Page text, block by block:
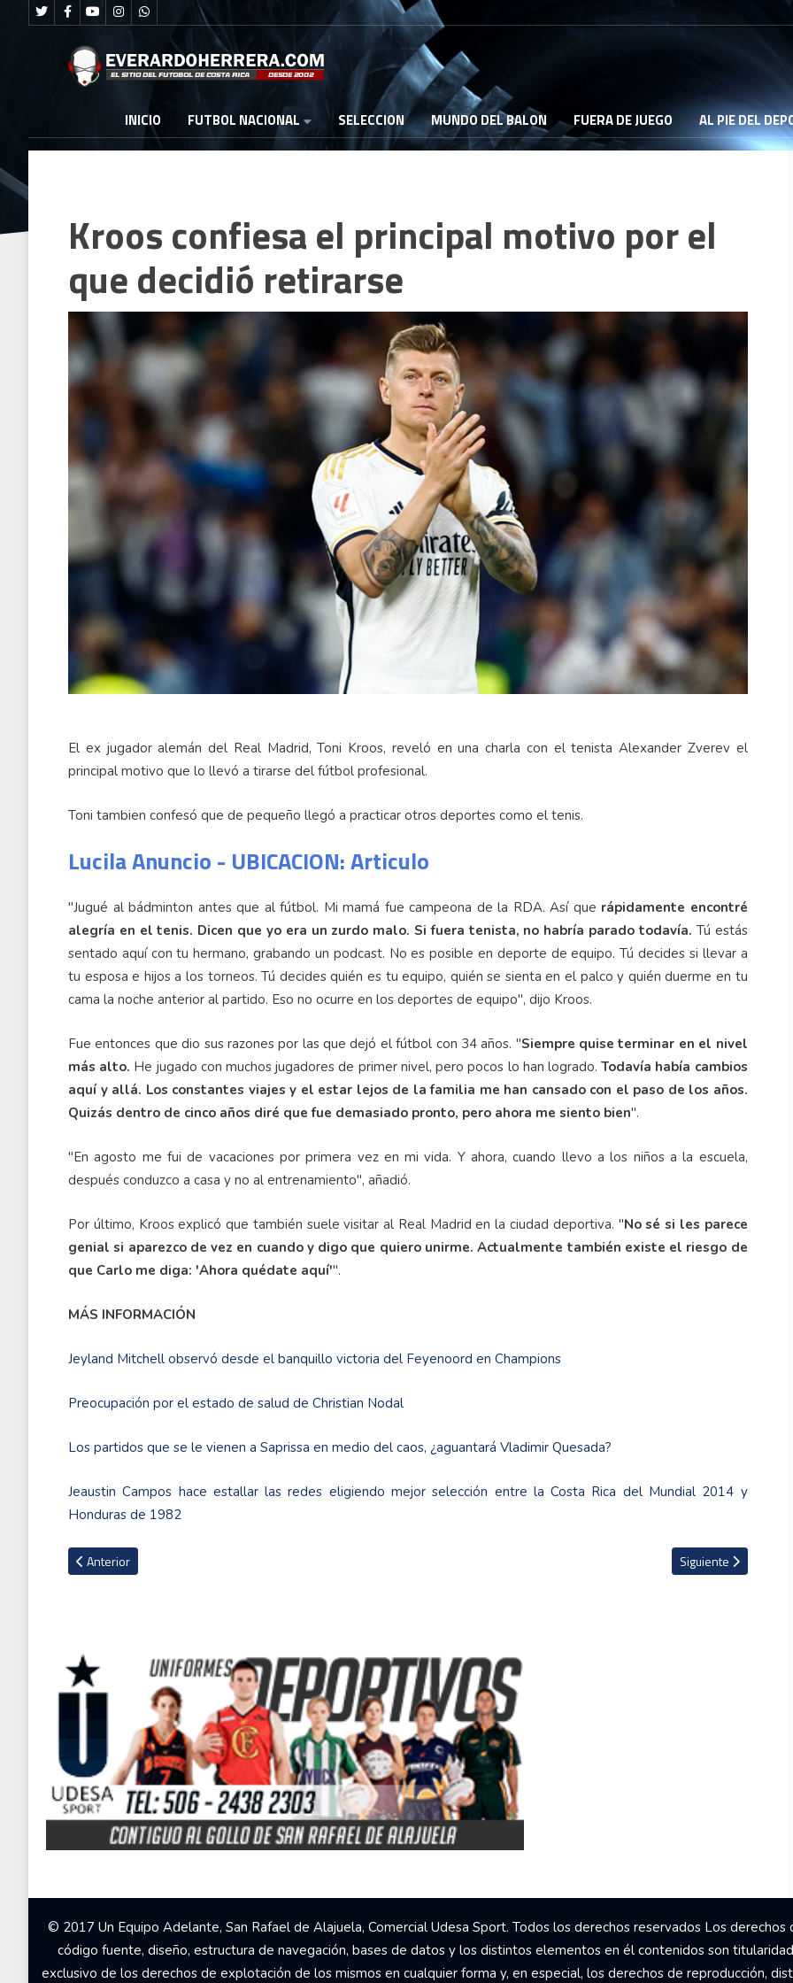
INICIO FUTBOL NACIONAL SELECCION MUNDO DEL BALON FUERA DE JUEGO AL PIE DEL
Kroos confiesa el principal motivo por el
que decidió retirarse
El ex jugador alemán del Real Madrid, Toni Kroos, reveló en una charla con el tenista Alexander Zverev el
principal motivo que lo llevó a tirarse del fútbol profesional.
Toni tambien confesó que de pequeño llegó a practicar otros deportes como el tenis.
Lucila Anuncio - UBICACION: Articulo
"Jugué al bádminton antes que al fútbol. Mi mamá fue campeona de la RDA. Así que rápidamente encontré
alegría en el tenis. Dicen que yo era un zurdo malo. Si fuera tenista, no habría parado todavía. Tú estás
sentado aquí con tu hermano, grabando un podcast. No es posible en deporte de equipo. Tú decides si llevar a
tu esposa e hijos a los torneos. Tú decides quién es tu equipo, quién se sienta en el palco y quién duerme en tu
cama la noche anterior al partido. Eso no ocurre en los deportes de equipo", dijo Kroos.
Fue entonces que dio sus razones por las que dejó el fútbol con 34 años. "Siempre quise terminar en el nivel
más alto. He jugado con muchos jugadores de primer nivel, pero pocos lo han logrado.Todavía había cambios
aquí y allá. Los constantes viajes y el estar lejos de la familia me han cansado con el paso de los años.
Quizás dentro de cinco años diré que fue demasiado pronto, pero ahora me siento bien".
"En agosto me fui de vacaciones por primera vez en mi vida. Y ahora, cuando llevo a los niños a la escuela,
después conduzco a casa y no al entrenamiento", añadió.
Por último, Kroos explicó que también suele visitar al Real Madrid en la ciudad deportiva. "No sé si les parece
genial si aparezco de vez en cuando y digo que quiero unirme. Actualmente también existe el riesgo de
que Carlo me diga: 'Ahora quédate aquí'".
MÁS INFORMACIÓN
Jeyland Mitchell observó desde el banquillo victoria del Feyenoord en Champions
Preocupación por el estado de salud de Christian Nodal
Los partidos que se le vienen a Saprissa en medio del caos, ¿aguantará Vladimir Quesada?
Jeaustin Campos hace estallar las redes eligiendo mejor selección entre la Costa Rica del Mundial 2014 y
Honduras de 1982
Artículo anterior: Aston Villa derrotó al Bayern Múnich por Champions
Anterior Artículo siguiente:
Siguiente
© 2017 Un Equipo Adelante, San Rafael de Alajuela, Comercial Udesa Sport. Todos los derechos reservados Los
código fuente, diseño, estructura de navegación, bases de datos y los distintos elementos en él contenidos son
exclusivo de los derechos de explotación de los mismos en cualquier forma y, en especial, los derechos de reproducción,